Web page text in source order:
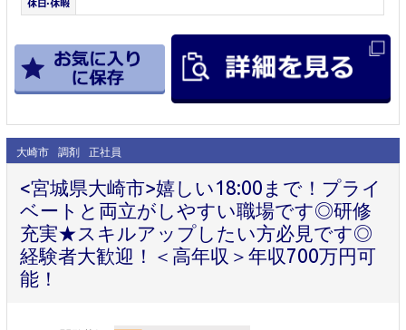
大崎市 調剤 正社員
<宮城県大崎市>嬉しい18:00まで！プライ
ベートと両立がしやすい職場です◎研修
充実★スキルアップしたい方必見です◎
経験者大歓迎！＜高年収＞年収700万円可
能！